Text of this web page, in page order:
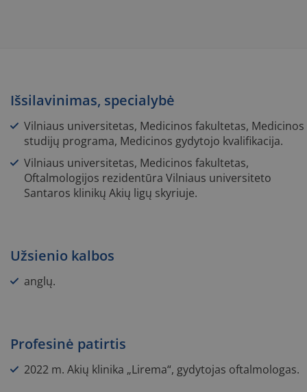
Išsilavinimas, specialybė
Vilniaus universitetas, Medicinos fakultetas, Medicinos
studijų programa, Medicinos gydytojo kvalifikacija.
Vilniaus universitetas, Medicinos fakultetas,
Oftalmologijos rezidentūra Vilniaus universiteto
Santaros klinikų Akių ligų skyriuje.
Užsienio kalbos
anglų.
Profesinė patirtis
2022 m. Akių klinika „Lirema“, gydytojas oftalmologas.